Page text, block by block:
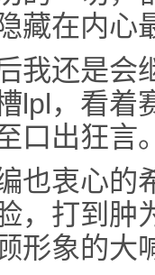
藏在内心
我还是会
lpl，看着
口出狂言。
也衷心的
，打到肿
形象的大